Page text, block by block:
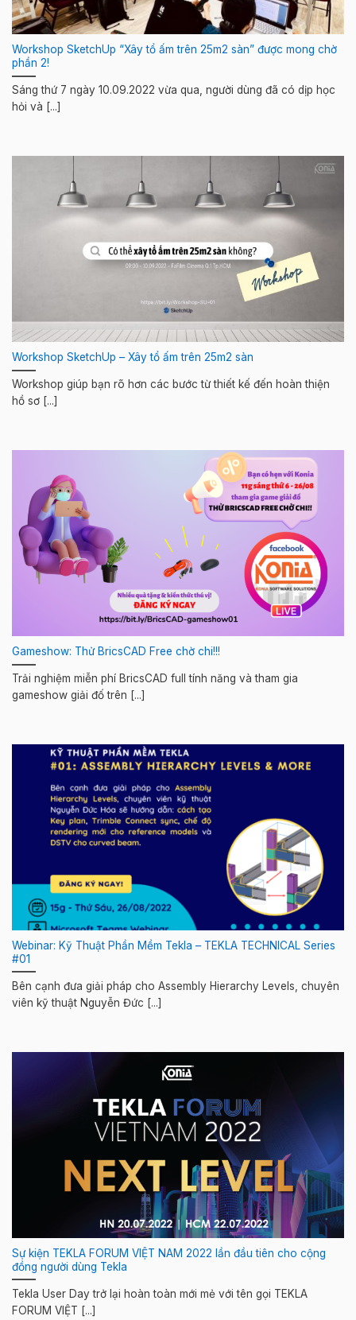
Workshop SketchUp “Xây tổ ấm trên 25m2 sàn” được mong chờ
phần 2!
Sáng thứ 7 ngày 10.09.2022 vừa qua, người dùng đã có dịp học
hỏi và [...]
Workshop SketchUp – Xây tổ ấm trên 25m2 sàn
Workshop giúp bạn rõ hơn các bước từ thiết kế đến hoàn thiện
hồ sơ [...]
Gameshow: Thử BricsCAD Free chờ chi!!!
Trải nghiệm miễn phí BricsCAD full tính năng và tham gia
gameshow giải đố trên [...]
Webinar: Kỹ Thuật Phần Mềm Tekla – TEKLA TECHNICAL Series
#01
Bên cạnh đưa giải pháp cho Assembly Hierarchy Levels, chuyên
viên kỹ thuật Nguyễn Đức [...]
Sự kiện TEKLA FORUM VIỆT NAM 2022 lần đầu tiên cho cộng
đồng người dùng Tekla
Tekla User Day trở lại hoàn toàn mới mẻ với tên gọi TEKLA
FORUM VIỆT [...]